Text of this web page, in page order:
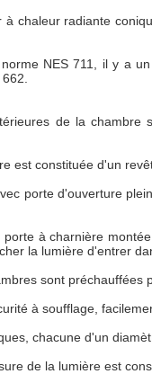
à chaleur radiante
NES 711, il y a
de la
est constituée d'un
porte d'ouverture
à charnière
la lumière d'entrer
sont préchauffées
à soufflage,
chacune d'un
de la lumière est